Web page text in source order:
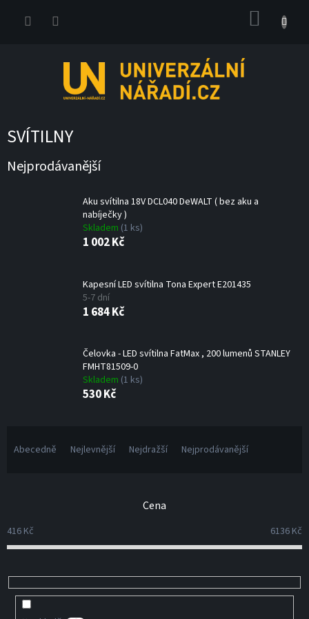
SVÍTILNY
Nejprodávanější
Aku svítilna 18V DCL040 DeWALT ( bez aku a
nabíječky )
Skladem (1 ks)
1 002 Kč
Kapesní LED svítilna Tona Expert E201435
5-7 dní
1 684 Kč
Čelovka - LED svítilna FatMax , 200 lumenů STANLEY
FMHT81509-0
Skladem (1 ks)
530 Kč
p
r
o
u
Abecedně Nejlevnější Nejdražší Nejprodávanější
Cena
416 Kč 6136 Kč